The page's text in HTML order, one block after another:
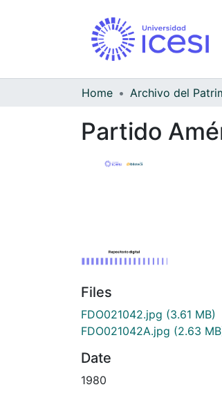
Home
Partido
Files
FDO021042.jpg (3.61 MB)
FDO021042A.jpg (2.63
Date
1980